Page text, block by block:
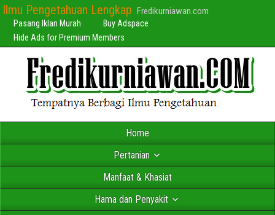
Ilmu Pengetahuan Lengkap Fredikurniawan.com
Pasang Iklan Murah
Buy Adspace
Hide Ads for Premium Members
Home
Pertanian
Manfaat & Khasiat
Hama dan Penyakit